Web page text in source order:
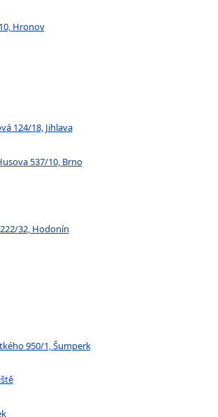
Hronov
124/18, Jihlava
537/10, Brno
32, Hodonín
950/1, Šumperk